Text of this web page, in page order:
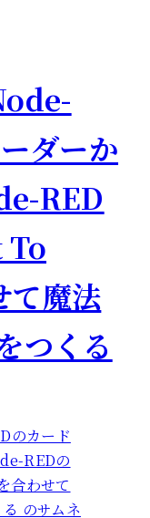
ダーか
RED
To
て魔法
つくる